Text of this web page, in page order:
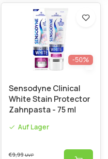
-50%
Sensodyne Clinical
White Stain Protector
Zahnpasta - 75 ml
Auf Lager
€9,99UVP